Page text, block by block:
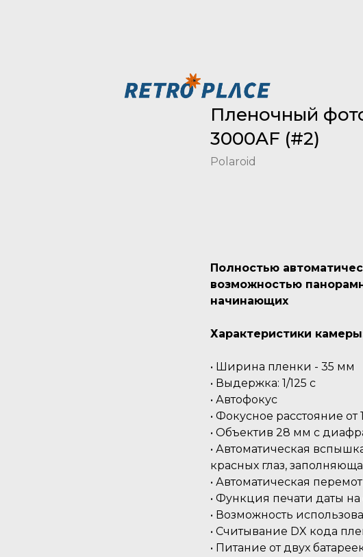
Пленочный
3000AF (#2)
Polaroid
Полностью
возможностью
начинающих
Характеристики
• Ширина пленки - 35 мм
• Выдержка: 1/125 с
• Автофокус
• Фокусное расстояние
• Объектив 28 мм с
• Автоматическая
красных глаз,
• Автоматическая
• Функция печати даты
• Возможность
• Считывание DX кода
• Питание от двух